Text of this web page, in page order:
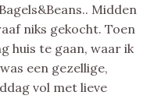
Midden
niks gekocht. Toen
huis te gaan, waar ik
een gezellige,
vol met lieve